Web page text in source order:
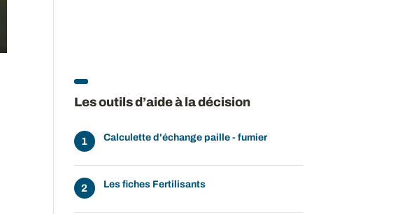
Les outils d’aide à la décision
Calculette d'échange paille - fumier
Les fiches Fertilisants